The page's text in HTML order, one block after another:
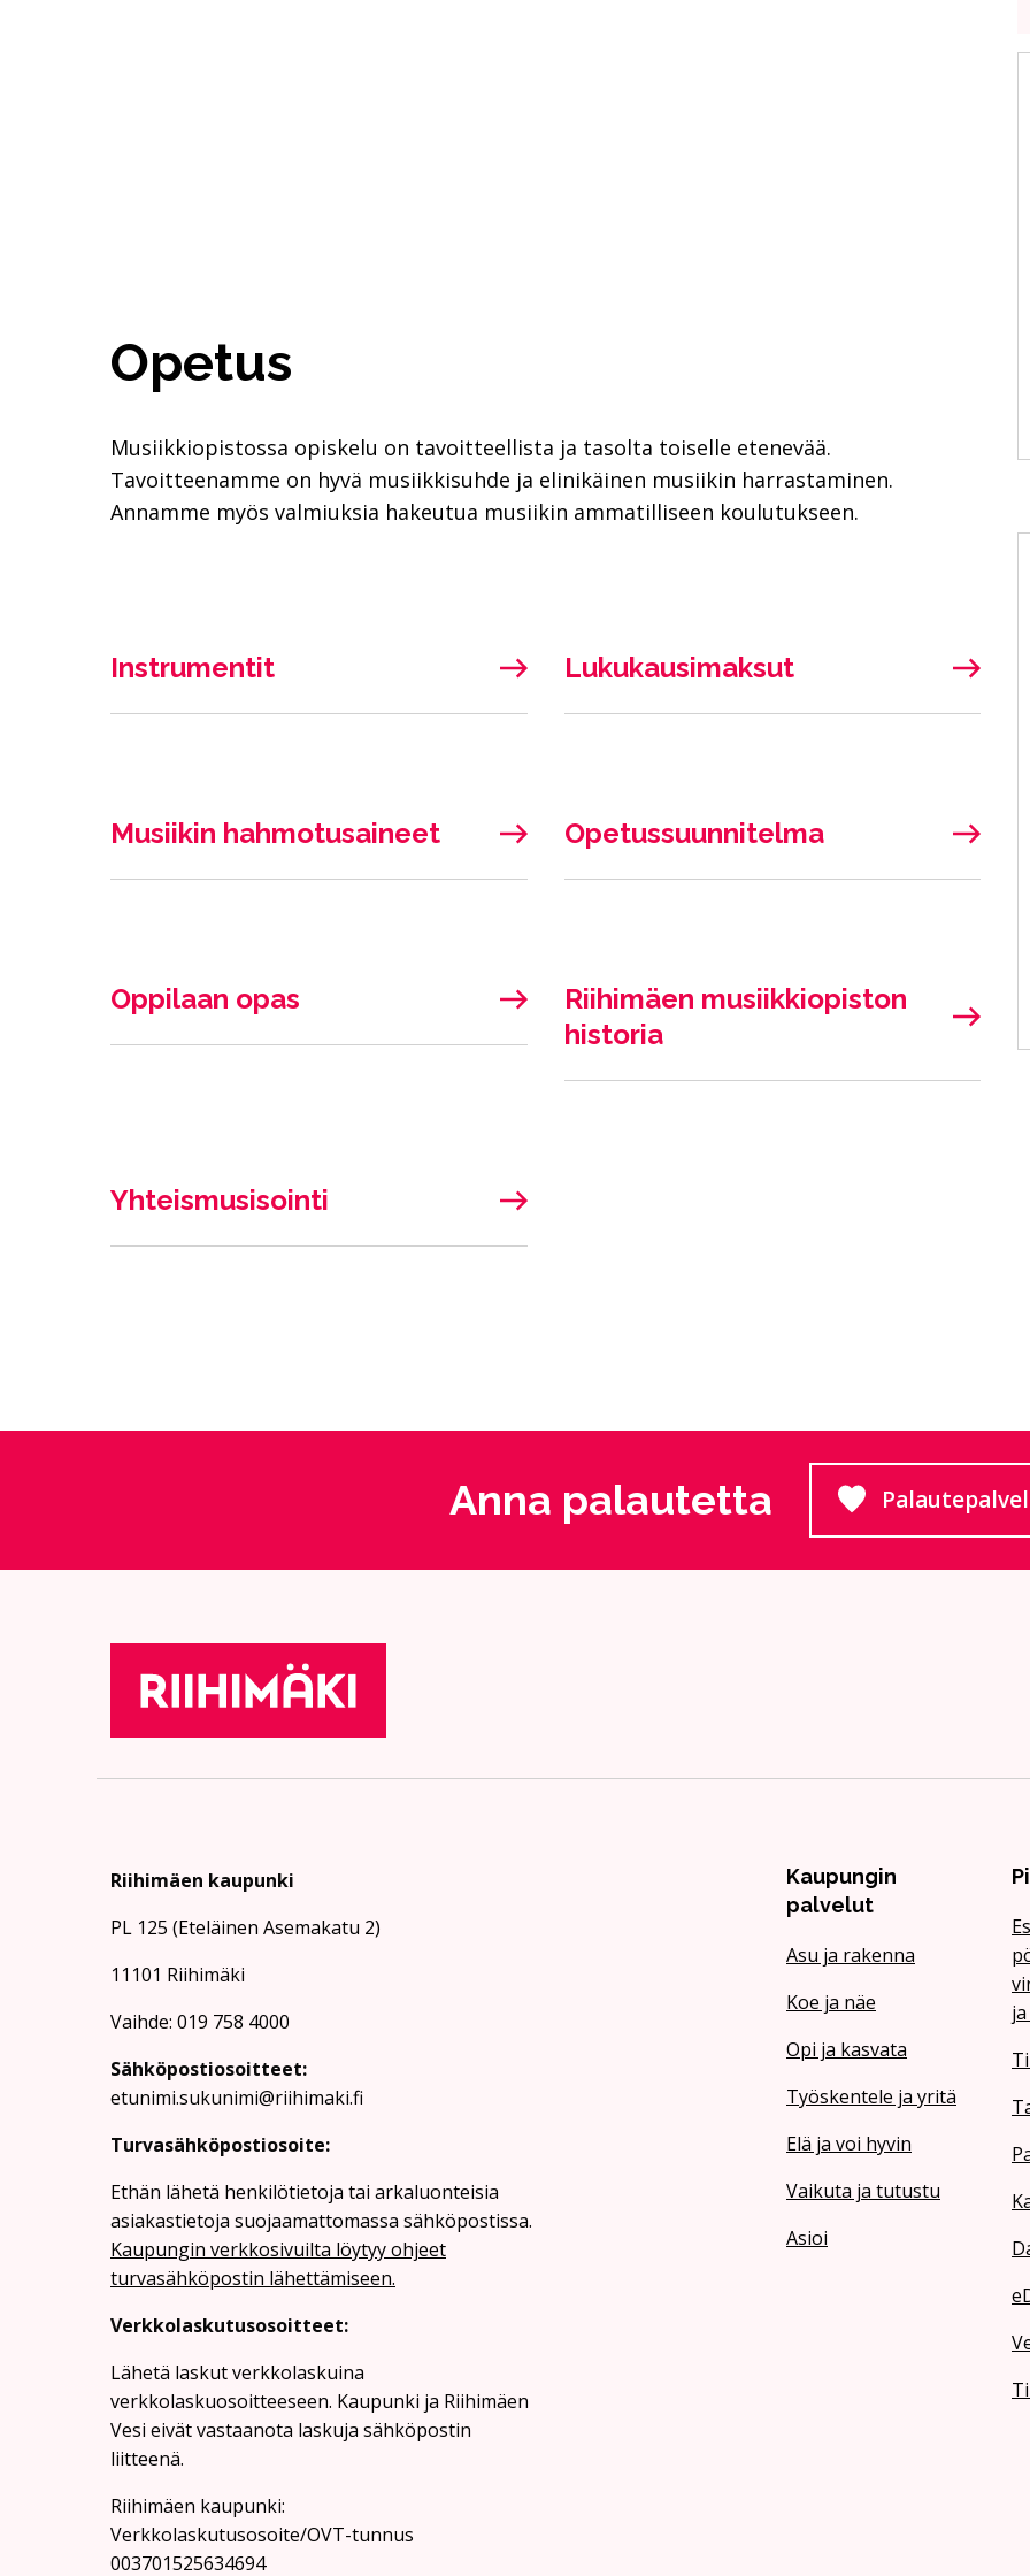
Opetus
Musiikkiopistossa opiskelu on tavoitteellista ja tasolta toiselle etenevää.
Tavoitteenamme on hyvä musiikkisuhde ja elinikäinen musiikin harrastaminen.
Annamme myös valmiuksia hakeutua musiikin ammatilliseen koulutukseen.
Instrumentit Lukukausimaksut
Musiikin hahmotusaineet Opetussuunnitelma
Oppilaan opas
Riihimäen musiikkiopiston
historia
Yhteismusisointi
Anna palautetta Siirtyy
Riihimäen kaupunki
PL 125 (Eteläinen Asemakatu 2)
11101 Riihimäki
Vaihde: 019 758 4000
Sähköpostiosoitteet:
etunimi.sukunimi@riihimaki.fi
Turvasähköpostiosoite:
Ethän lähetä henkilötietoja tai arkaluonteisia
asiakastietoja suojaamattomassa sähköpostissa.
Kaupungin verkkosivuilta löytyy ohjeet
turvasähköpostin lähettämiseen.
Verkkolaskutusosoitteet:
Lähetä laskut verkkolaskuina
verkkolaskuosoitteeseen. Kaupunki ja Riihimäen
Vesi eivät vastaanota laskuja sähköpostin
liitteenä.
Riihimäen kaupunki:
Verkkolaskutusosoite/OVT-tunnus
003701525634694
Kaupungin
palvelut
Asu ja rakenna
Koe ja näe
Opi ja kasvata
Työskentele ja yritä
Elä ja voi hyvin
Vaikuta ja tutustu
Asioi